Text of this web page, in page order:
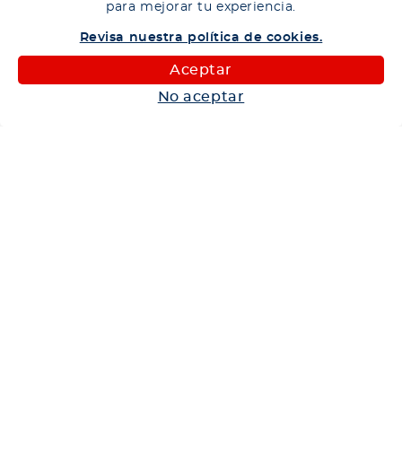
para mejorar tu experiencia.
Revisa nuestra política de cookies.
Aceptar
No aceptar